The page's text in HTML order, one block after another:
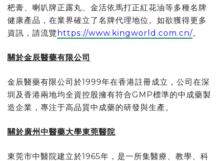
杷膏、喇叭牌正露丸、金活依馬打正紅花油等多種名牌
健康產品，在業界確立了名牌代理地位。如欲獲得更多
資訊，請流覽 https://www.kingworld.com.cn/。
關於金辰醫藥有限公司
金辰醫藥有限公司於1999年在香港註冊成立，公司在深
圳及香港兩地均全資控股擁有符合GMP標準的中成藥製
造企業，專注于高品質中成藥的研發與生產。
關於廣州中醫藥大學東莞醫院
東莞市中醫院建立於1965年，是一所集醫療、教學、科